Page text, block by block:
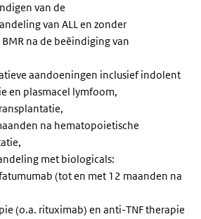
van de
van ALL en zonder
na de beëindiging van
aandoeningen inclusief indolent
en plasmacel lymfoom,
na hematopoietische
met biologicals:
(tot en met 12 maanden na
(o.a. rituximab) en anti-TNF therapie